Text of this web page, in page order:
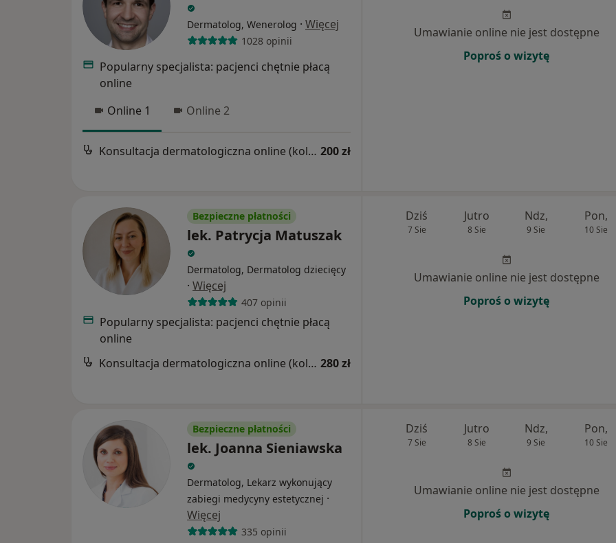
Dermatolog, Wenerolog · Więcej
1028 opinii
Popularny specjalista: pacjenci chętnie płacą
online
Online 1
Online 2
Konsultacja dermatologiczna online (kolejna wizyta) 200 zł
Umawianie online nie jest dostępne
Poproś o wizytę
Bezpieczne płatności
lek. Patrycja Matuszak
Dermatolog, Dermatolog dziecięcy
· Więcej
407 opinii
Popularny specjalista: pacjenci chętnie płacą
online
Konsultacja dermatologiczna online (kolejna wizyta) 280 zł
Dziś
7 Sie
Jutro
8 Sie
Ndz,
9 Sie
Pon,
10 Sie
Umawianie online nie jest dostępne
Poproś o wizytę
Bezpieczne płatności
lek. Joanna Sieniawska
Dermatolog, Lekarz wykonujący
zabiegi medycyny estetycznej ·
Więcej
335 opinii
Dziś
7 Sie
Jutro
8 Sie
Ndz,
9 Sie
Pon,
10 Sie
Umawianie online nie jest dostępne
Poproś o wizytę